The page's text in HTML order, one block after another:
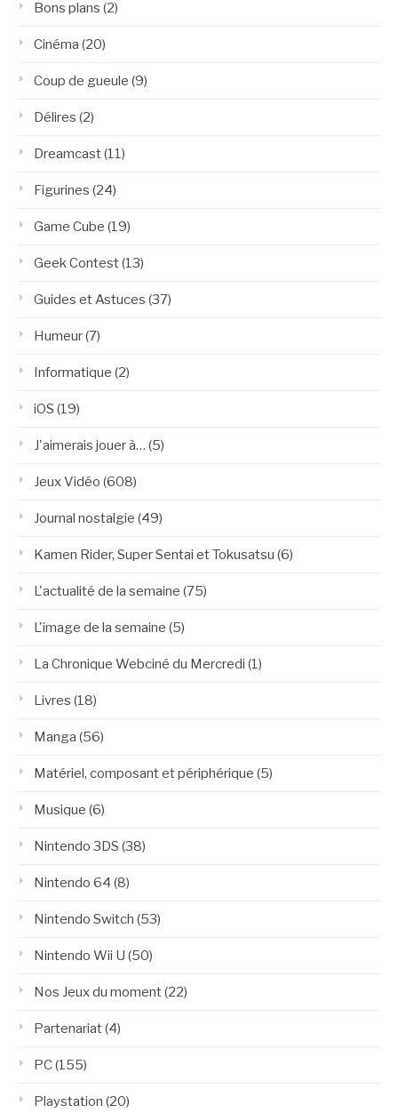
Bons plans (2)
Cinéma (20)
Coup de gueule (9)
Délires (2)
Dreamcast(11)
Figurines (24)
Game Cube (19)
Geek Contest(13)
Guides et Astuces (37)
Humeur(7)
Informatique (2)
iOS (19)
J'aimerais jouer à… (5)
Jeux Vidéo (608)
Journal nostalgie (49)
Kamen Rider, Super Sentai et Tokusatsu (6)
L'actualité de la semaine (75)
L'image de la semaine (5)
La Chronique Webciné du Mercredi (1)
Livres (18)
Manga (56)
Matériel, composant et périphérique (5)
Musique (6)
Nintendo 3DS (38)
Nintendo 64 (8)
Nintendo Switch (53)
Nintendo Wii U (50)
Nos Jeux du moment(22)
Partenariat(4)
PC(155)
Playstation (20)